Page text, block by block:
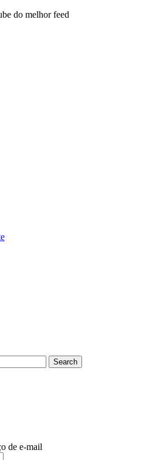
do melhor feed
Search
de e-mail